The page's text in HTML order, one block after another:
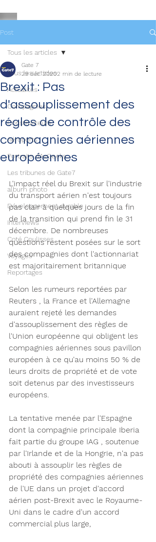
Post
Tous les articles
Actualités
Compagnies
Constructeurs
Aéroports
Portraits d'AvGeeks
Les tribunes de Gate7
album photo
Développement durable
Interviews
Coté Coulisses
Voyages
Reportages
Tous les articles
Brexit : Pas
d'assouplissement des
régles de contrôle des
compagnies aériennes
européennes
Gate 7
29 déc. 20202 min de lecture
L'impact réel du Brexit sur l'industrie
du transport aérien n'est toujours
pas clair à quelques jours de la fin
de la transition qui prend fin le 31
décembre. De nombreuses
questions restent posées sur le sort
des compagnies dont l'actionnariat
est majoritairement britannique
Selon les rumeurs reportées par
Reuters , la France et l'Allemagne
auraient rejeté les demandes
d'assouplissement des règles de
l'Union européenne qui obligent les
compagnies aériennes sous pavillon
européen à ce qu'au moins 50 % de
leurs droits de propriété et de vote
soit detenus par des investisseurs
européens.
La tentative menée par l'Espagne
dont la compagnie principale Iberia
fait partie du groupe IAG , soutenue
par l'Irlande et de la Hongrie, n'a pas
abouti à assouplir les règles de
propriété des compagnies aériennes
de l'UE dans un projet d'accord
aérien post-Brexit avec le Royaume-
Uni dans le cadre d'un accord
commercial plus large,